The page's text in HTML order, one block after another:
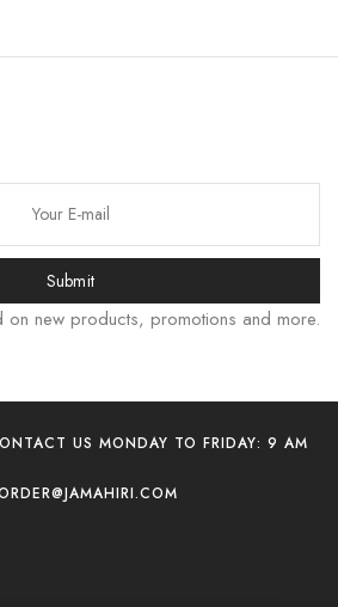
Submit
on new products, promotions and more.
US MONDAY TO FRIDAY: 9 AM
Português
हिन्दी